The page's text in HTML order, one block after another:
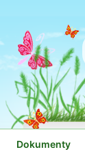
Dokumenty